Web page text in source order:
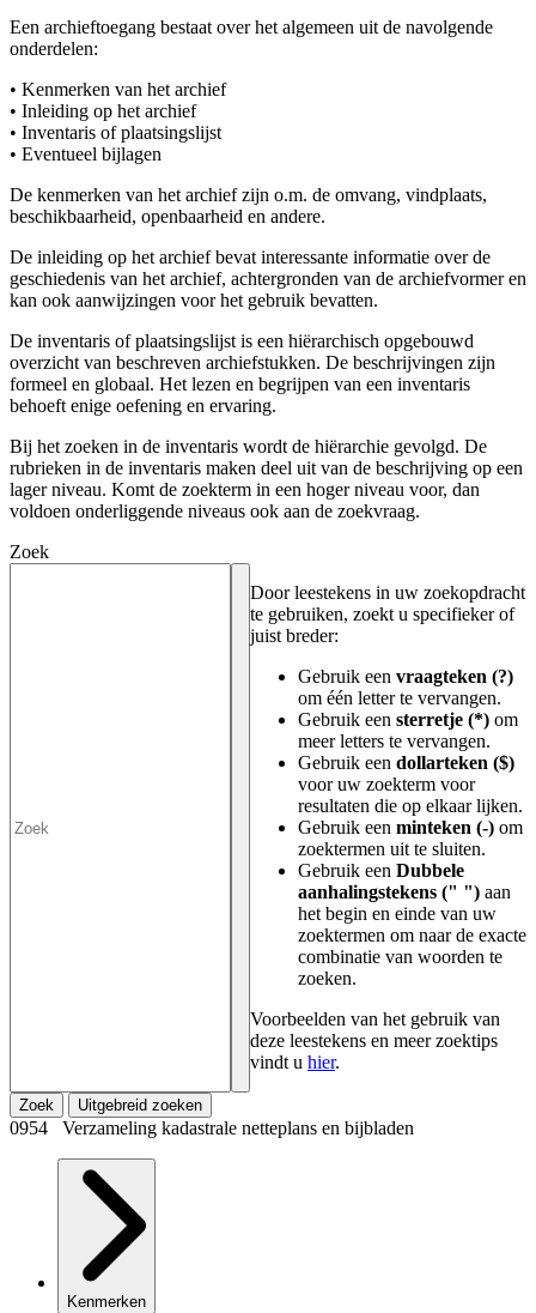
Een archieftoegang bestaat over het algemeen uit de navolgende
onderdelen:
• Kenmerken van het archief
• Inleiding op het archief
• Inventaris of plaatsingslijst
• Eventueel bijlagen
De kenmerken van het archief zijn o.m. de omvang, vindplaats,
beschikbaarheid, openbaarheid en andere.
De inleiding op het archief bevat interessante informatie over de
geschiedenis van het archief, achtergronden van de archiefvormer en
kan ook aanwijzingen voor het gebruik bevatten.
De inventaris of plaatsingslijst is een hiërarchisch opgebouwd
overzicht van beschreven archiefstukken. De beschrijvingen zijn
formeel en globaal. Het lezen en begrijpen van een inventaris
behoeft enige oefening en ervaring.
Bij het zoeken in de inventaris wordt de hiërarchie gevolgd. De
rubrieken in de inventaris maken deel uit van de beschrijving op een
lager niveau. Komt de zoekterm in een hoger niveau voor, dan
voldoen onderliggende niveaus ook aan de zoekvraag.
Zoek
Door leestekens in uw zoekopdracht
te gebruiken, zoekt u specifieker of
juist breder:
Gebruik een vraagteken (?)
om één letter te vervangen.
Gebruik een sterretje (*) om
meer letters te vervangen.
Gebruik een dollarteken ($)
voor uw zoekterm voor
resultaten die op elkaar lijken.
Gebruik een minteken (-) om
zoektermen uit te sluiten.
Gebruik een Dubbele
aanhalingstekens (" ") aan
het begin en einde van uw
zoektermen om naar de exacte
combinatie van woorden te
zoeken.
Voorbeelden van het gebruik van
deze leestekens en meer zoektips
vindt u hier.
Zoek Uitgebreid zoeken
0954 Verzameling kadastrale netteplans en bijbladen
Kenmerken